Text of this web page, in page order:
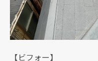
【ビフォ